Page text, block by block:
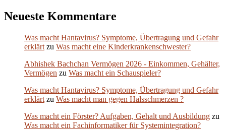
Neueste Kommentare
Was macht Hantavirus? Symptome, Übertragung und Gefahr
erklärt zu Was macht eine Kinderkrankenschwester?
Abhishek Bachchan Vermögen 2026 - Einkommen, Gehälter,
Vermögen zu Was macht ein Schauspieler?
Was macht Hantavirus? Symptome, Übertragung und Gefahr
erklärt zu Was macht man gegen Halsschmerzen ?
Was macht ein Förster? Aufgaben, Gehalt und Ausbildung zu
Was macht ein Fachinformatiker für Systemintegration?